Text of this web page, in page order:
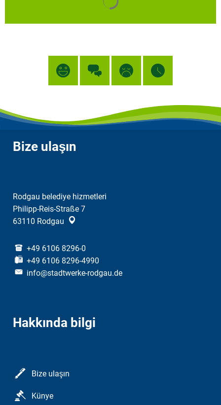
Bize ulaşın
Rodgau belediye hizmetleri
Philipp-Reis-Straße 7
63110 Rodgau
+49 6106 8296-0
+49 6106 8296-4990
info@stadtwerke-rodgau.de
Hakkında bilgi
Bize ulaşın
Künye